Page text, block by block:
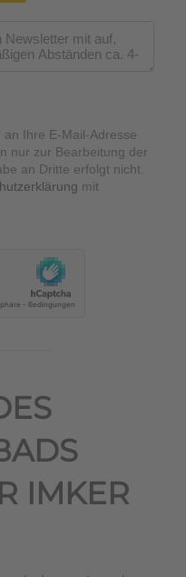
Ihre E-Mail-Adresse
nur zur Bearbeitung der
an Dritte erfolgt nicht.
mit
IMKER